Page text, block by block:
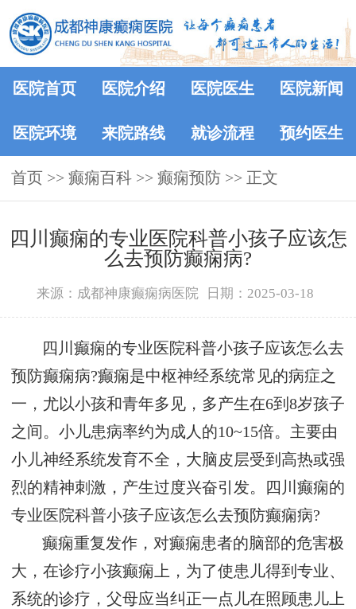
医院首页 医院介绍 医院医生 医院新闻
医院环境 来院路线 就诊流程 预约医生
首页 >> 癫痫百科 >> 癫痫预防 >> 正文
四川癫痫的专业医院科普小孩子应该怎
么去预防癫痫病?
来源：成都神康癫痫病医院 日期：2025-03-18
四川癫痫的专业医院科普小孩子应该怎么去
预防癫痫病?癫痫是中枢神经系统常见的病症之
一，尤以小孩和青年多见，多产生在6到8岁孩子
之间。小儿患病率约为成人的10~15倍。主要由
小儿神经系统发育不全，大脑皮层受到高热或强
烈的精神刺激，产生过度兴奋引发。四川癫痫的
专业医院科普小孩子应该怎么去预防癫痫病?
癫痫重复发作，对癫痫患者的脑部的危害极
大，在诊疗小孩癫痫上，为了使患儿得到专业、
系统的诊疗，父母应当纠正一点儿在照顾患儿上